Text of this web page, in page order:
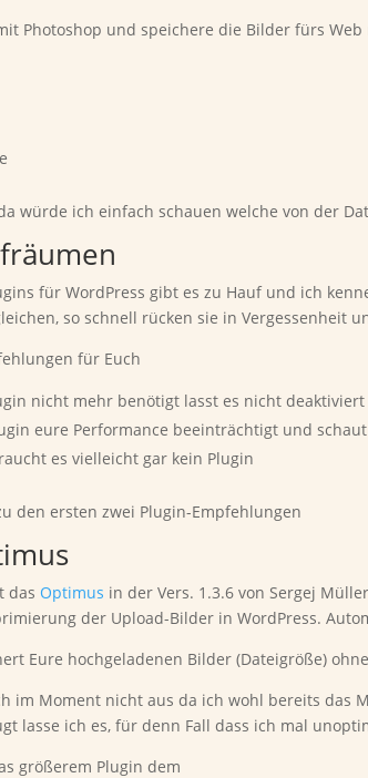
Photoshop und speichere die Bilder fürs
würde ich einfach schauen welche von der
für WordPress gibt es zu Hauf und ich
so schnell rücken sie in Vergessenheit
für Euch
nicht mehr benötigt lasst es nicht
eure Performance beeinträchtigt und
es vielleicht gar kein Plugin
den ersten zwei Plugin-Empfehlungen
das Optimus in der Vers. 1.3.6 von Sergej Müller
der Upload-Bilder in WordPress.
Eure hochgeladenen Bilder (Dateigröße)
im Moment nicht aus da ich wohl bereits das
lasse ich es, für denn Fall dass ich mal
größerem Plugin dem